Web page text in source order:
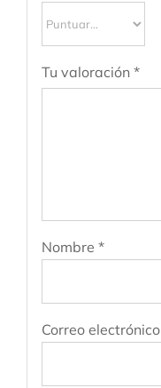
Tu valoración *
Nombre *
Correo electrónico